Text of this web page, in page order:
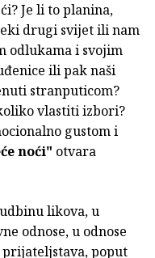
Je li to planina,
drugi svijet ili nam
odlukama i svojim
ili pak naši
stranputicom?
vlastiti izbori?
gustom i
noći" otvara
likova, u
odnose, u odnose
poput